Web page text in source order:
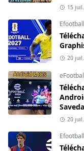
15
Efootball
20
20
Efootball